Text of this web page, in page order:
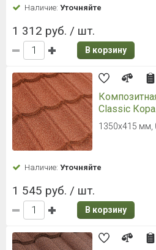
Наличие: Уточняйте
1 312 руб. / шт.
В корзину
Classic
1350х415 мм,
Наличие: Уточняйте
1 545 руб. / шт.
В корзину